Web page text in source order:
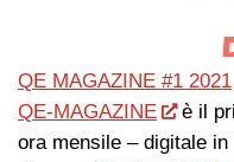
QE MAGAZINE #1 2021
QE-MAGAZINE
è il
ora mensile – digitale